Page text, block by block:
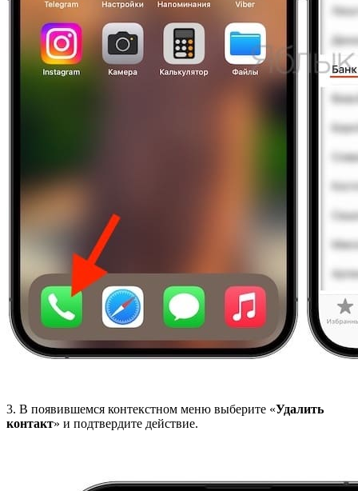
3. В появившемся контекстном меню выберите «Удалить
контакт» и подтвердите действие.